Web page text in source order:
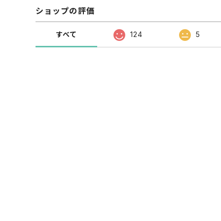
ショップの評価
すべて 124 5